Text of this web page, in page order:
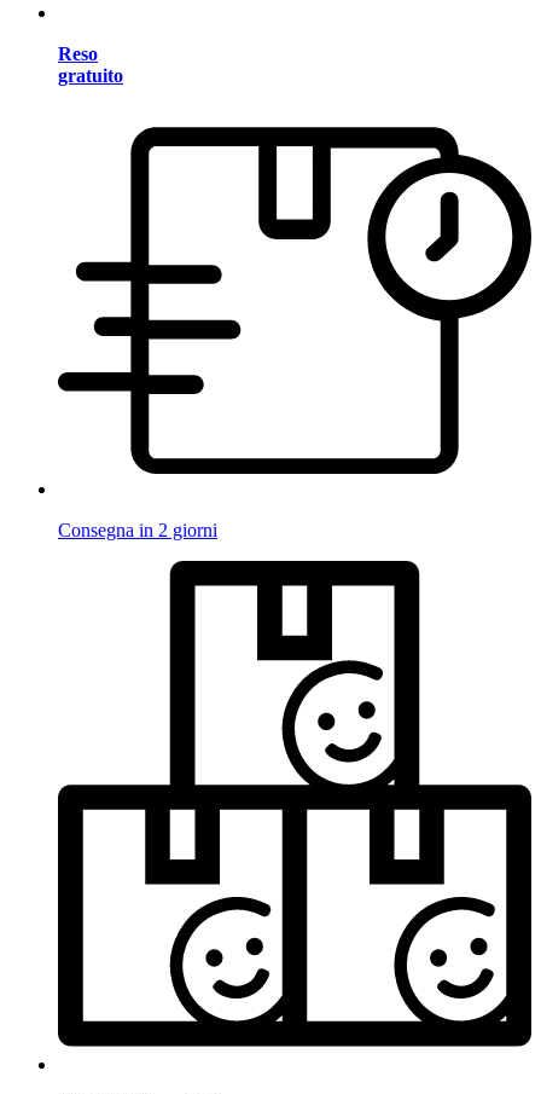
Reso
gratuito
Consegna in 2 giorni